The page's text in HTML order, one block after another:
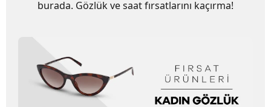
burada. Gözlük ve saat fırsatlarını kaçırma!